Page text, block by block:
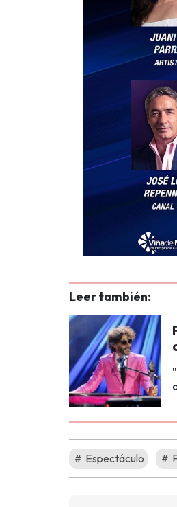
Leer también:
Espectáculo